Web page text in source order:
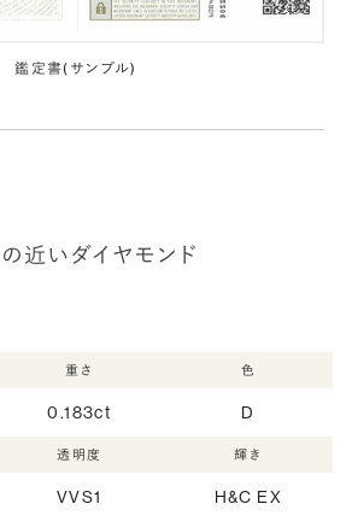
鑑定書(サンプル)
近いダイヤモンド
重さ
0.183ct
色
D
透明度
VVS1
輝き
H&C EX